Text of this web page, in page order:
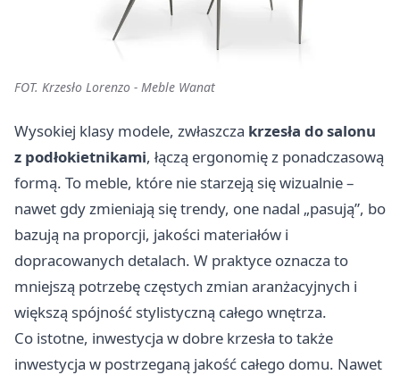
FOT. Krzesło Lorenzo - Meble Wanat
Wysokiej klasy modele, zwłaszcza krzesła do salonu
z podłokietnikami, łączą ergonomię z ponadczasową
formą. To meble, które nie starzeją się wizualnie –
nawet gdy zmieniają się trendy, one nadal „pasują”, bo
bazują na proporcji, jakości materiałów i
dopracowanych detalach. W praktyce oznacza to
mniejszą potrzebę częstych zmian aranżacyjnych i
większą spójność stylistyczną całego wnętrza.
Co istotne, inwestycja w dobre krzesła to także
inwestycja w postrzeganą jakość całego domu. Nawet